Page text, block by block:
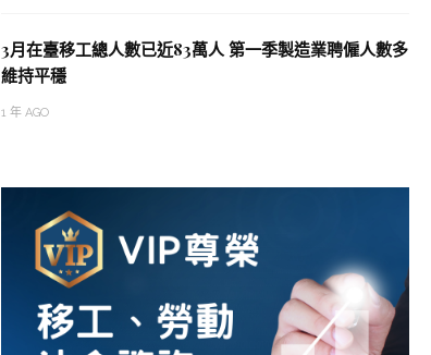
3月在臺移工總人數已近83萬人 第一季製造業聘僱人數多
維持平穩
1 年 AGO